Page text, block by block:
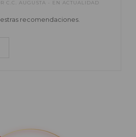
C.C. AUGUSTA EN ACTUALIDAD
recomendaciones.